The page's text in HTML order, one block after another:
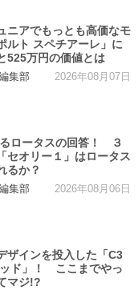
ニアでもっとも高価なモ
ト スペチアーレ」に
525万円の価値とは
集部 2026年08月07日
ロータスの回答！ ３
セオリー１」はロータス
るか？
集部 2026年08月06日
ザインを投入した「C3
ド」！ ここまでやっ
マジ!?